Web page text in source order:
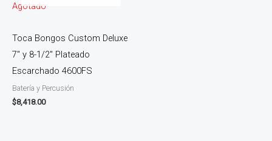
Agotado
Toca Bongos Custom Deluxe
7″ y 8-1/2″ Plateado
Escarchado 4600FS
Batería y Percusión
$8,418.00